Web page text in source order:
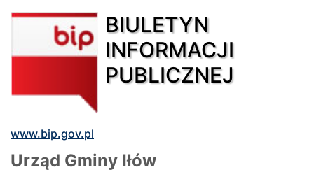
BIULETYN
INFORMACJI
PUBLICZNEJ
www.bip.gov.pl
Urząd Gminy Iłów